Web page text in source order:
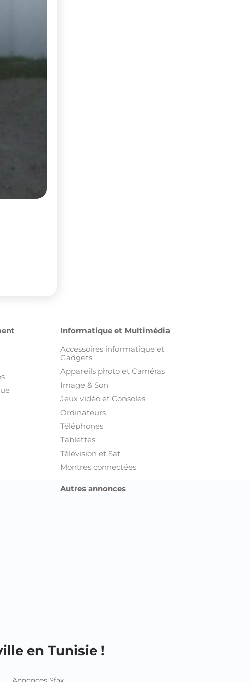
Informatique et Multimédia
Accessoires informatique et
Gadgets
Appareils photo et Caméras
Image & Son
Jeux vidéo et Consoles
Ordinateurs
Téléphones
Tablettes
Télévision et Sat
Montres connectées
Autres annonces
en Tunisie !